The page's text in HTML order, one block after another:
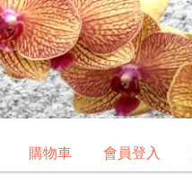
購物車 會員登入